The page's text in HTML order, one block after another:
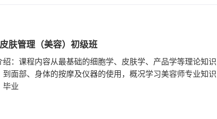
肤管理（美容）初级班
绍：课程内容从最基础的细胞学、皮肤学、产品学等理论知识
到面部、身体的按摩及仪器的使用，概况学习美容师专业知识
毕业